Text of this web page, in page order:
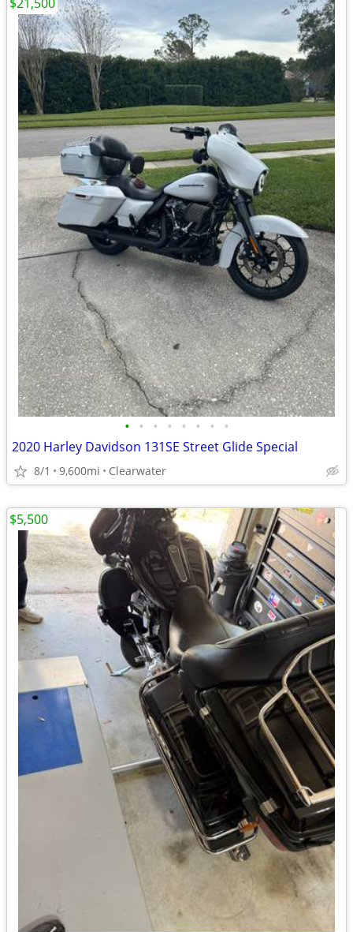
• • • • • • • •
2020 Harley Davidson 131SE Street Glide Special
8/1 9,600mi Clearwater
$5,500